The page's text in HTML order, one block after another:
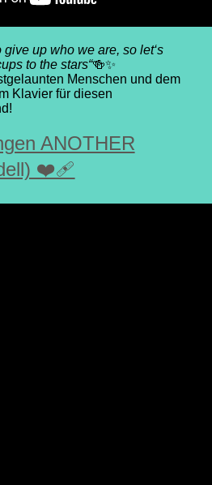
give up who we are, so let‘s
to the stars“🍻✨
Menschen und dem
Klavier für diesen
ANOTHER
❤️‍🩹